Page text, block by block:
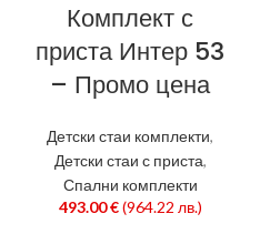
Комплект с
приста Интер 53
– Промо цена
Детски стаи комплекти,
Детски стаи с приста,
Спални комплекти
493.00€ (964.22 лв.)